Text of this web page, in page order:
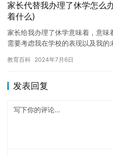
家长代替我办理了休学怎么
着什么)
家长给我办理了休学意味着，意味
需要考虑我在学校的表现以及我
复身…
教育百科 2024年7月6日
发表回复